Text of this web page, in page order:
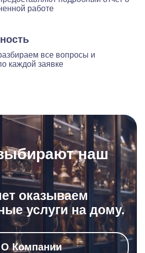
работе
все вопросы и
каждой заявке
наш
оказываем
услуги на дому.
О Компании